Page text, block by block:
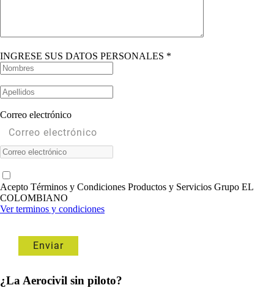
INGRESE SUS DATOS PERSONALES *
Correo electrónico
Acepto Términos y Condiciones Productos y Servicios Grupo EL
COLOMBIANO
Ver terminos y condiciones
¿La Aerocivil sin piloto?